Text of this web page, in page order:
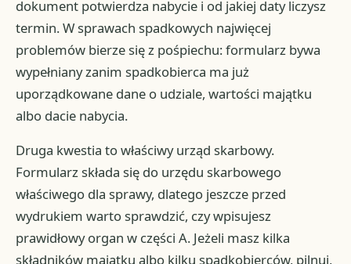
dokument potwierdza nabycie i od jakiej daty liczysz
termin. W sprawach spadkowych najwięcej
problemów bierze się z pośpiechu: formularz bywa
wypełniany zanim spadkobierca ma już
uporządkowane dane o udziale, wartości majątku
albo dacie nabycia.
Druga kwestia to właściwy urząd skarbowy.
Formularz składa się do urzędu skarbowego
właściwego dla sprawy, dlatego jeszcze przed
wydrukiem warto sprawdzić, czy wpisujesz
prawidłowy organ w części A. Jeżeli masz kilka
składników majątku albo kilku spadkobierców, pilnuj,